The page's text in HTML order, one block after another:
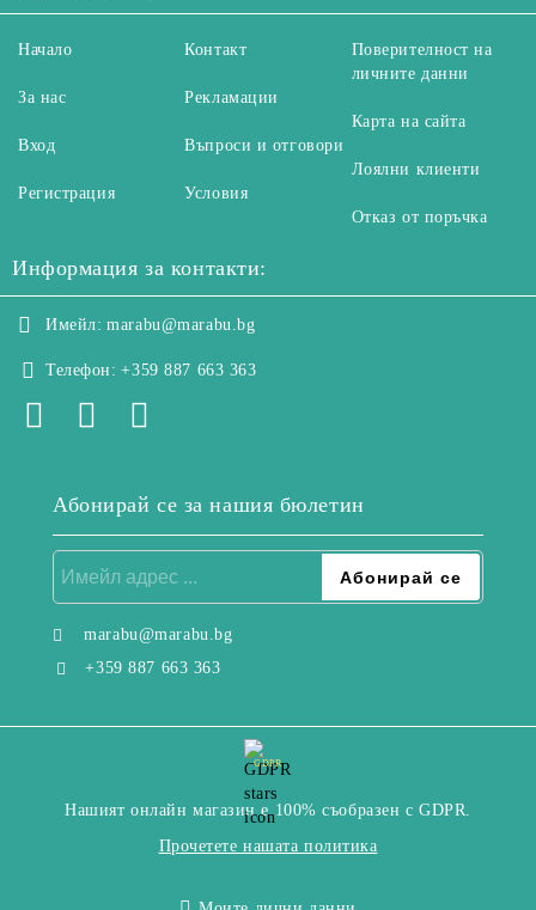
Начало
За нас
Вход
Регистрация
Контакт
Рекламации
Въпроси и отговори
Условия
Поверителност на
личните данни
Карта на сайта
Лоялни клиенти
Отказ от поръчка
Информация за контакти:
Имейл: marabu@marabu.bg
Телефон: +359 887 663 363
Абонирай се за нашия бюлетин
marabu@marabu.bg
+359 887 663 363
GDPR
Нашият онлайн магазин е 100% съобразен с GDPR.
Прочетете нашата политика